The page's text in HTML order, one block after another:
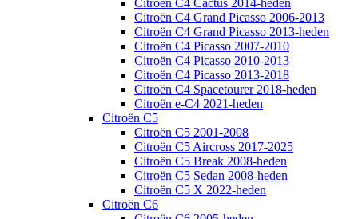
Citroën C4 Cactus 2014-heden
Citroën C4 Grand Picasso 2006-2013
Citroën C4 Grand Picasso 2013-heden
Citroën C4 Picasso 2007-2010
Citroën C4 Picasso 2010-2013
Citroën C4 Picasso 2013-2018
Citroën C4 Spacetourer 2018-heden
Citroën e-C4 2021-heden
Citroën C5
Citroën C5 2001-2008
Citroën C5 Aircross 2017-2025
Citroën C5 Break 2008-heden
Citroën C5 Sedan 2008-heden
Citroën C5 X 2022-heden
Citroën C6